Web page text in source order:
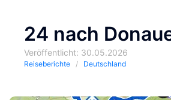
24 nach
Veröffentlicht: 30.05.2026
Reiseberichte Deutschland